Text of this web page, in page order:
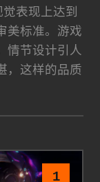
表现上达到
美标准。游戏
情节设计引人
，这样的品质
1